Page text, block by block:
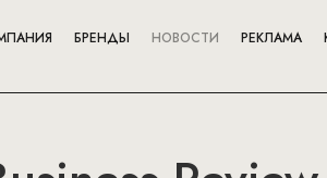
БРЕНДЫ НОВОСТИ РЕКЛАМА